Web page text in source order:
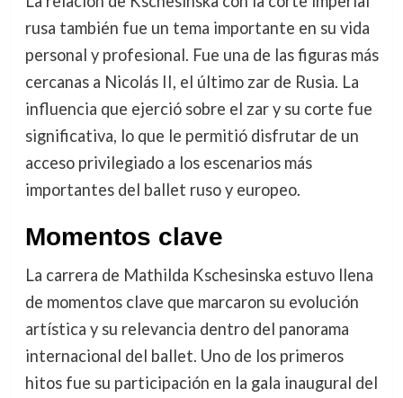
rusa también fue un tema importante en su vida
personal y profesional. Fue una de las figuras más
cercanas a Nicolás II, el último zar de Rusia. La
influencia que ejerció sobre el zar y su corte fue
significativa, lo que le permitió disfrutar de un
acceso privilegiado a los escenarios más
importantes del ballet ruso y europeo.
Momentos clave
La carrera de Mathilda Kschesinska estuvo llena
de momentos clave que marcaron su evolución
artística y su relevancia dentro del panorama
internacional del ballet. Uno de los primeros
hitos fue su participación en la gala inaugural del